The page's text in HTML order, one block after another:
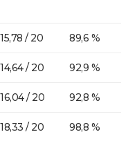
15,78 / 20 89,6 %
14,64 / 20 92,9 %
16,04 / 20 92,8 %
18,33 / 20 98,8 %